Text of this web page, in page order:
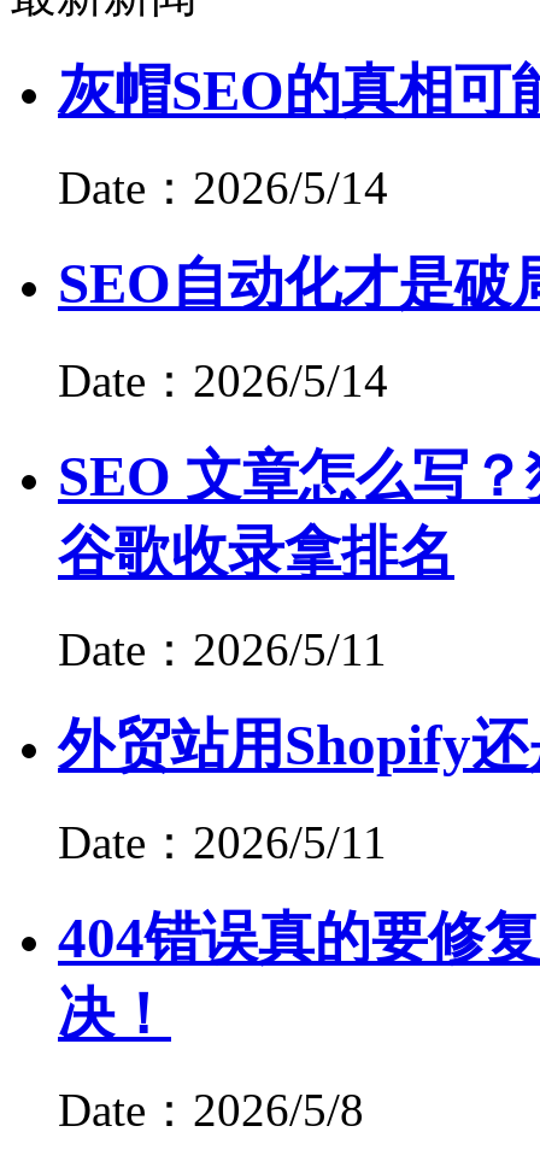
灰帽SEO的真相可
Date：2026/5/14
SEO自动化才是破
Date：2026/5/14
SEO 文章怎么写
谷歌收录拿排名
Date：2026/5/11
外贸站用Shopify
Date：2026/5/11
404错误真的要修
决！
Date：2026/5/8